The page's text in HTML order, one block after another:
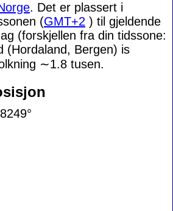
. Det er plassert i
(GMT+2 ) til gjeldende
(forskjellen fra din tidssone:
(Hordaland, Bergen) is
∼1.8 tusen.